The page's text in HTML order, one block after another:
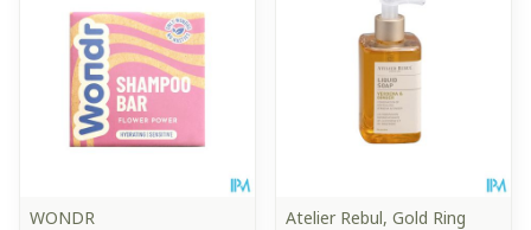
WONDR
Atelier Rebul, Gold Ring